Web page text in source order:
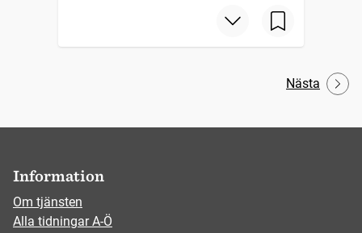
Nästa
Information
Om tjänsten
Alla tidningar A-Ö